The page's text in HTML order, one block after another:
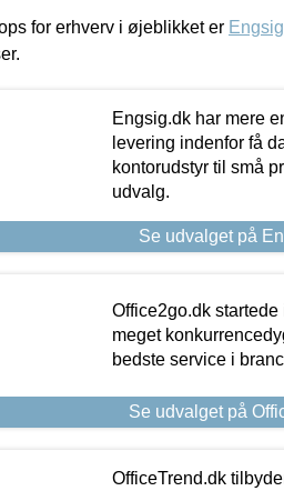
for erhverv i øjeblikket er
Engsig.dk har mere
levering indenfor få
kontorudstyr til små
udvalg.
Se udvalget på
Office2go.dk startede
meget
bedste service i
Se udvalget på
OfficeTrend.dk